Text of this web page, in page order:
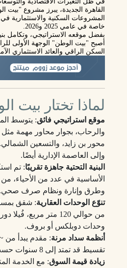
القاهرة الجديدة، يبرز مشروع "بيت
المشروعات السكنية والاستثمارية
خاصة في عامي 2025 و2026.
بفضل موقعه الاستراتيجي، وتكامل
أصبح "بيت الوطن" الوجهة الأولى
السكن الراقي والعائد الاستثماري
لماذا تختار بيت
موقع استراتيجي فائق: يتوسط
والرحاب، بجوار محاور مهمة
محور بن زايد، والتسعين
وإلى العاصمة الإدارية أيضًا.
البنية التحتية جاهزة تقريبًا: تم
الأساسية في عدد من الأحياء، من
وطرق وإنارة ونظام صرف صحي.
تنوّع الوحدات العقارية: شقق
من حوالي 120 متر مربع،
وحدات دوبلكس أو بروف.
أنظمة سداد مرنة
تقسيط قد تمتد إلى 8 سنوات حسب المشروع.
زيادة قيمة السوق: مع الخدمة